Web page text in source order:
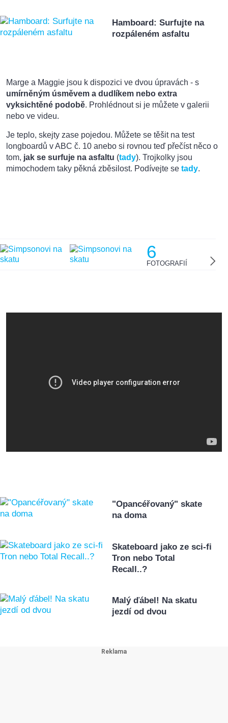
Hamboard: Surfujte na
rozpáleném asfaltu
Marge a Maggie jsou k dispozici ve dvou úpravách - s
umírněným úsměvem a dudlíkem nebo extra
vyksichtěné podobě. Prohlédnout si je můžete v galerii
nebo ve videu.
Je teplo, skejty zase pojedou. Můžete se těšit na test
longboardů v ABC č. 10 anebo si rovnou teď přečíst něco o
tom, jak se surfuje na asfaltu (tady). Trojkolky jsou
mimochodem taky pěkná zběsilost. Podívejte se tady.
6
FOTOGRAFIÍ
"Opancéřovaný" skate
na doma
Skateboard jako ze sci-fi
Tron nebo Total
Recall..?
Malý ďábel! Na skatu
jezdí od dvou